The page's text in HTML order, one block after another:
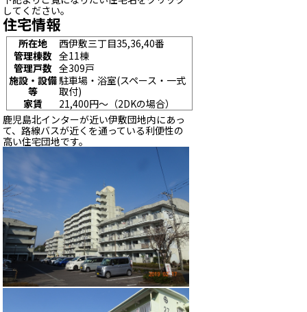
してください。
住宅情報
所在地
西伊敷三丁目35,36,40番
管理棟数 全11棟
管理戸数 全309戸
施設・設備
等
駐車場・浴室(スペース・一式
取付)
家賃
21,400円～（2DKの場合）
鹿児島北インターが近い伊敷団地内にあっ
て、路線バスが近くを通っている利便性の
高い住宅団地です。